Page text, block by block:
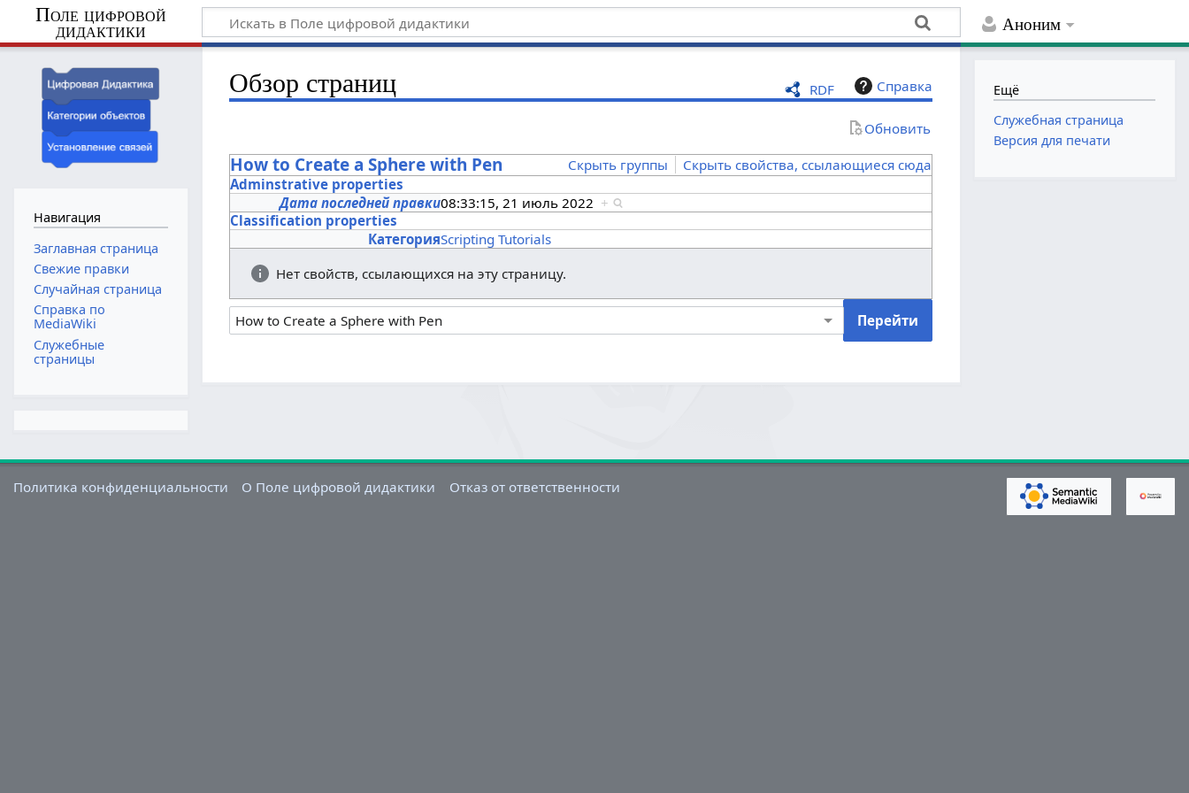
Аноним
Поле цифровой
дидактики
RDF Справка
Обзор страниц
Обновить
How to Create a Sphere with Pen Скрыть группы
Скрыть свойства, ссылающиеся сюда
Adminstrative properties
Дата последней правки08:33:15, 21 июль 2022 +
Classification properties
КатегорияScripting Tutorials
Нет свойств, ссылающихся на эту страницу.
Навигация
Заглавная страница
Свежие правки
Случайная страница
Справка по
MediaWiki
Служебные
страницы
Ещё
Служебная страница
Версия для печати
Политика конфиденциальности О Поле цифровой дидактики Отказ от ответственности